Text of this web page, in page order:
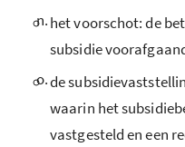
n.het voorschot: de
subsidie
o.de
waarin het
vastgesteld en een